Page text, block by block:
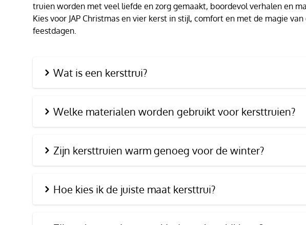
truien worden met veel liefde en zorg gemaakt, boordevol verhalen en
Kies voor JAP Christmas en vier kerst in stijl, comfort en met de magie van
feestdagen.
Wat is een kersttrui?
Welke materialen worden gebruikt voor kersttruien?
Zijn kersttruien warm genoeg voor de winter?
Hoe kies ik de juiste maat kersttrui?